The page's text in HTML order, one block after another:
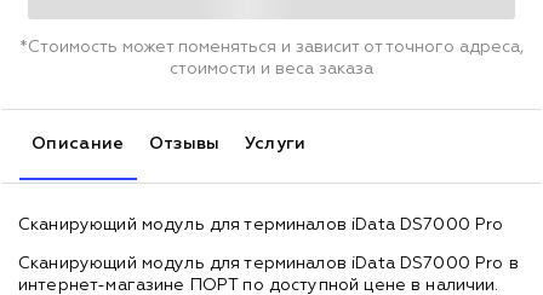
*Стоимость может поменяться и зависит от точного адреса,
стоимости и веса заказа
Описание Отзывы Услуги
Сканирующий модуль для терминалов iData DS7000 Pro
Сканирующий модуль для терминалов iData DS7000 Pro в
интернет-магазине ПОРТ по доступной цене в наличии.